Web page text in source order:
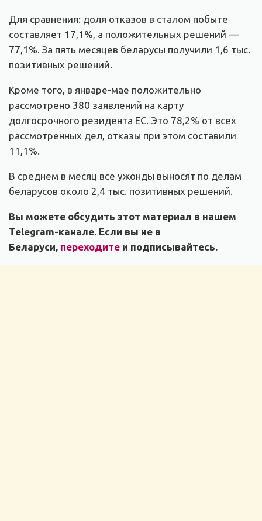
Для сравнения: доля отказов в сталом побыте
составляет 17,1%, а положительных решений —
77,1%. За пять месяцев беларусы получили 1,6 тыс.
позитивных решений.
Кроме того, в январе-мае положительно
рассмотрено 380 заявлений на карту
долгосрочного резидента ЕС. Это 78,2% от всех
рассмотренных дел, отказы при этом составили
11,1%.
В среднем в месяц все ужонды выносят по делам
беларусов около 2,4 тыс. позитивных решений.
Вы можете обсудить этот материал в нашем
Telegram-канале. Если вы не в
Беларуси, переходите и подписывайтесь.